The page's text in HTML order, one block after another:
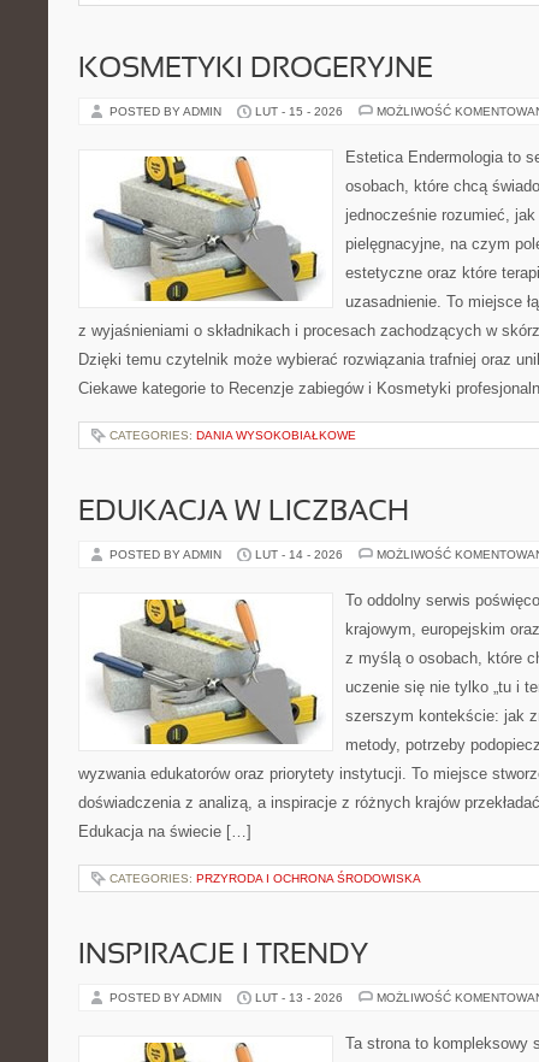
KOSMETYKI DROGERYJNE
POSTED BY ADMIN LUT - 15 - 2026 MOŻLIWOŚĆ
Estetica Endermologia to
osobach, które chcą
jednocześnie rozumieć, jak
pielęgnacyjne, na czym
estetyczne oraz które
uzasadnienie. To miejsce
z wyjaśnieniami o składnikach i procesach zachodzących w
Dzięki temu czytelnik może wybierać rozwiązania trafniej oraz
Ciekawe kategorie to Recenzje zabiegów i Kosmetyki
CATEGORIES: DANIA WYSOKOBIAŁKOWE
EDUKACJA W LICZBACH
POSTED BY ADMIN LUT - 14 - 2026 MOŻLIWOŚĆ
To oddolny serwis
krajowym, europejskim
z myślą o osobach, które
uczenie się nie tylko „tu i
szerszym kontekście: jak
metody, potrzeby
wyzwania edukatorów oraz priorytety instytucji. To miejsce
doświadczenia z analizą, a inspiracje z różnych krajów
Edukacja na świecie […]
CATEGORIES: PRZYRODA I OCHRONA ŚRODOWISKA
INSPIRACJE I TRENDY
POSTED BY ADMIN LUT - 13 - 2026 MOŻLIWOŚĆ
Ta strona to kompleksowy